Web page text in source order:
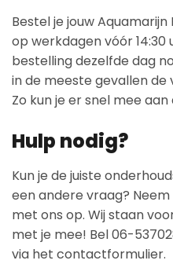
Bestel je jouw
op werkdagen vóór 14:30
bestelling dezelfde dag
in de meeste gevallen de
Zo kun je er snel mee aan
Hulp nodig?
Kun je de juiste
een andere vraag?
met ons op. Wij staan
met je mee! Bel 06-
via het contactformulier.